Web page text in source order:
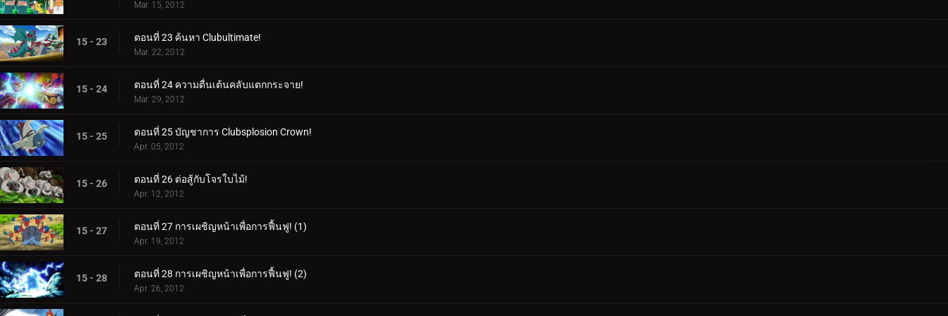
Mar. 15, 2012
15 - 23 ตอนที่ 23 ค้นหา Clubultimate!
Mar. 22, 2012
15 - 24 ตอนที่ 24 ความตื่นเต้นคลับแตกกระจาย!
Mar. 29, 2012
15 - 25 ตอนที่ 25 บัญชาการ Clubsplosion Crown!
Apr. 05, 2012
15 - 26 ตอนที่ 26 ต่อสู้กับโจรใบไม้!
Apr. 12, 2012
15 - 27 ตอนที่ 27 การเผชิญหน้าเพื่อการฟื้นฟู! (1)
Apr. 19, 2012
15 - 28 ตอนที่ 28 การเผชิญหน้าเพื่อการฟื้นฟู! (2)
Apr. 26, 2012